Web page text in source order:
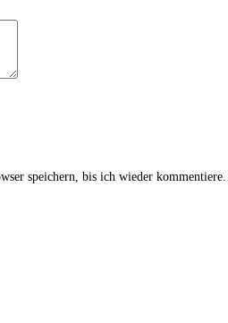
speichern, bis ich wieder kommentiere.